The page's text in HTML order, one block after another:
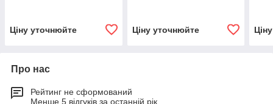
Ціну уточнюйте Ціну уточнюйте
Про нас
Рейтинг не сформований
Менше 5 відгуків за останній рік